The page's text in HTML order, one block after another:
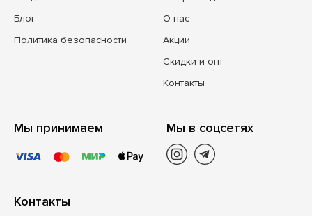
Блог
Политика безопасности
О нас
Акции
Скидки и опт
Контакты
Мы принимаем Мы в соцсетях
Контакты